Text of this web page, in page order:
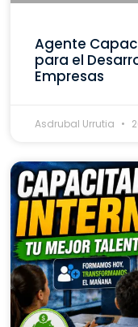
Agente
para el
Empresas
Asdrubal Urrutia